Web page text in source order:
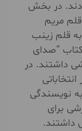
در بخش
مریم
قلم زینب
“صدای
داشتند. در
نویسندگی
برای
داشتند.